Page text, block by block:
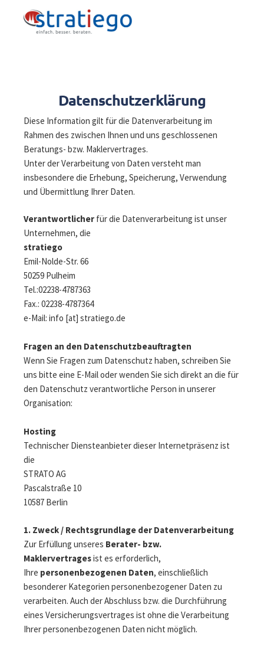
Datenschutzerklärung
Diese Information gilt für die Datenverarbeitung im
Rahmen des zwischen Ihnen und uns geschlossenen
Beratungs- bzw. Maklervertrages.
Unter der Verarbeitung von Daten versteht man
insbesondere die Erhebung, Speicherung, Verwendung
und Übermittlung Ihrer Daten.
Verantwortlicher für die Datenverarbeitung ist unser
Unternehmen, die
stratiego
Emil-Nolde-Str. 66
50259 Pulheim
Tel.:02238-4787363
Fax.: 02238-4787364
e-Mail: info [at] stratiego.de
Fragen an den Datenschutzbeauftragten
Wenn Sie Fragen zum Datenschutz haben, schreiben Sie
uns bitte eine E-Mail oder wenden Sie sich direkt an die für
den Datenschutz verantwortliche Person in unserer
Organisation:
Hosting
Technischer Diensteanbieter dieser Internetpräsenz ist
die
STRATO AG
Pascalstraße 10
10587 Berlin
1. Zweck / Rechtsgrundlage der Datenverarbeitung
Zur Erfüllung unseres Berater- bzw.
Maklervertragesist es erforderlich,
Ihre personenbezogenen Daten, einschließlich
besonderer Kategorien personenbezogener Daten zu
verarbeiten. Auch der Abschluss bzw. die Durchführung
eines Versicherungsvertrages ist ohne die Verarbeitung
Ihrer personenbezogenen Daten nicht möglich.